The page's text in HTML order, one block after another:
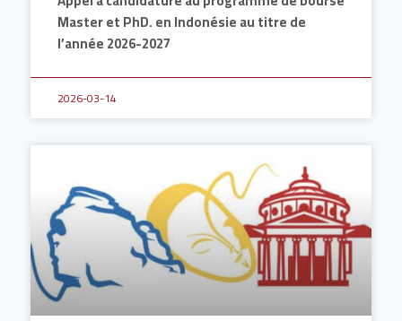
Master et PhD. en Indonésie au titre de
l’année 2026-2027
2026-03-14